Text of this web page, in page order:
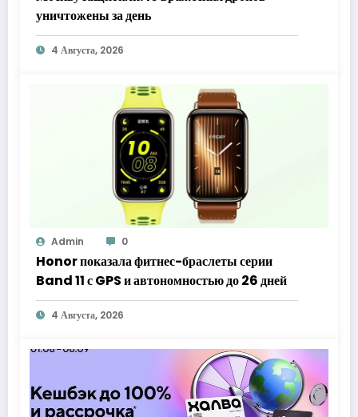
уничтожены за день
4 Августа, 2026
Admin 0
Honor показала фитнес-браслеты серии
Band 11 с GPS и автономностью до 26 дней
4 Августа, 2026